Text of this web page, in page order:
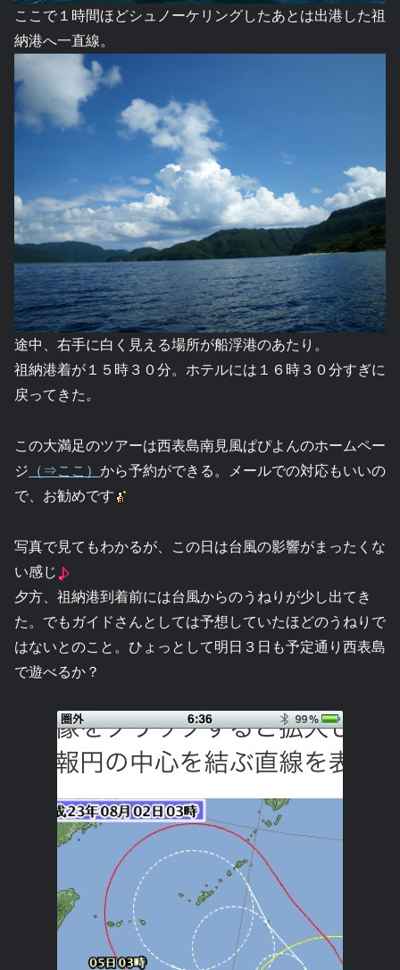
ここで１時間ほどシュノーケリングしたあとは出港した祖
納港へ一直線。
途中、右手に白く見える場所が船浮港のあたり。
祖納港着が１５時３０分。ホテルには１６時３０分すぎに
戻ってきた。
この大満足のツアーは西表島南見風ぱぴよんのホームペー
ジ （⇒ここ） から予約ができる。メールでの対応もいいの
で、お勧めです
写真で見てもわかるが、この日は台風の影響がまったくな
い感じ
夕方、祖納港到着前には台風からのうねりが少し出てき
た。でもガイドさんとしては予想していたほどのうねりで
はないとのこと。ひょっとして明日３日も予定通り西表島
で遊べるか？